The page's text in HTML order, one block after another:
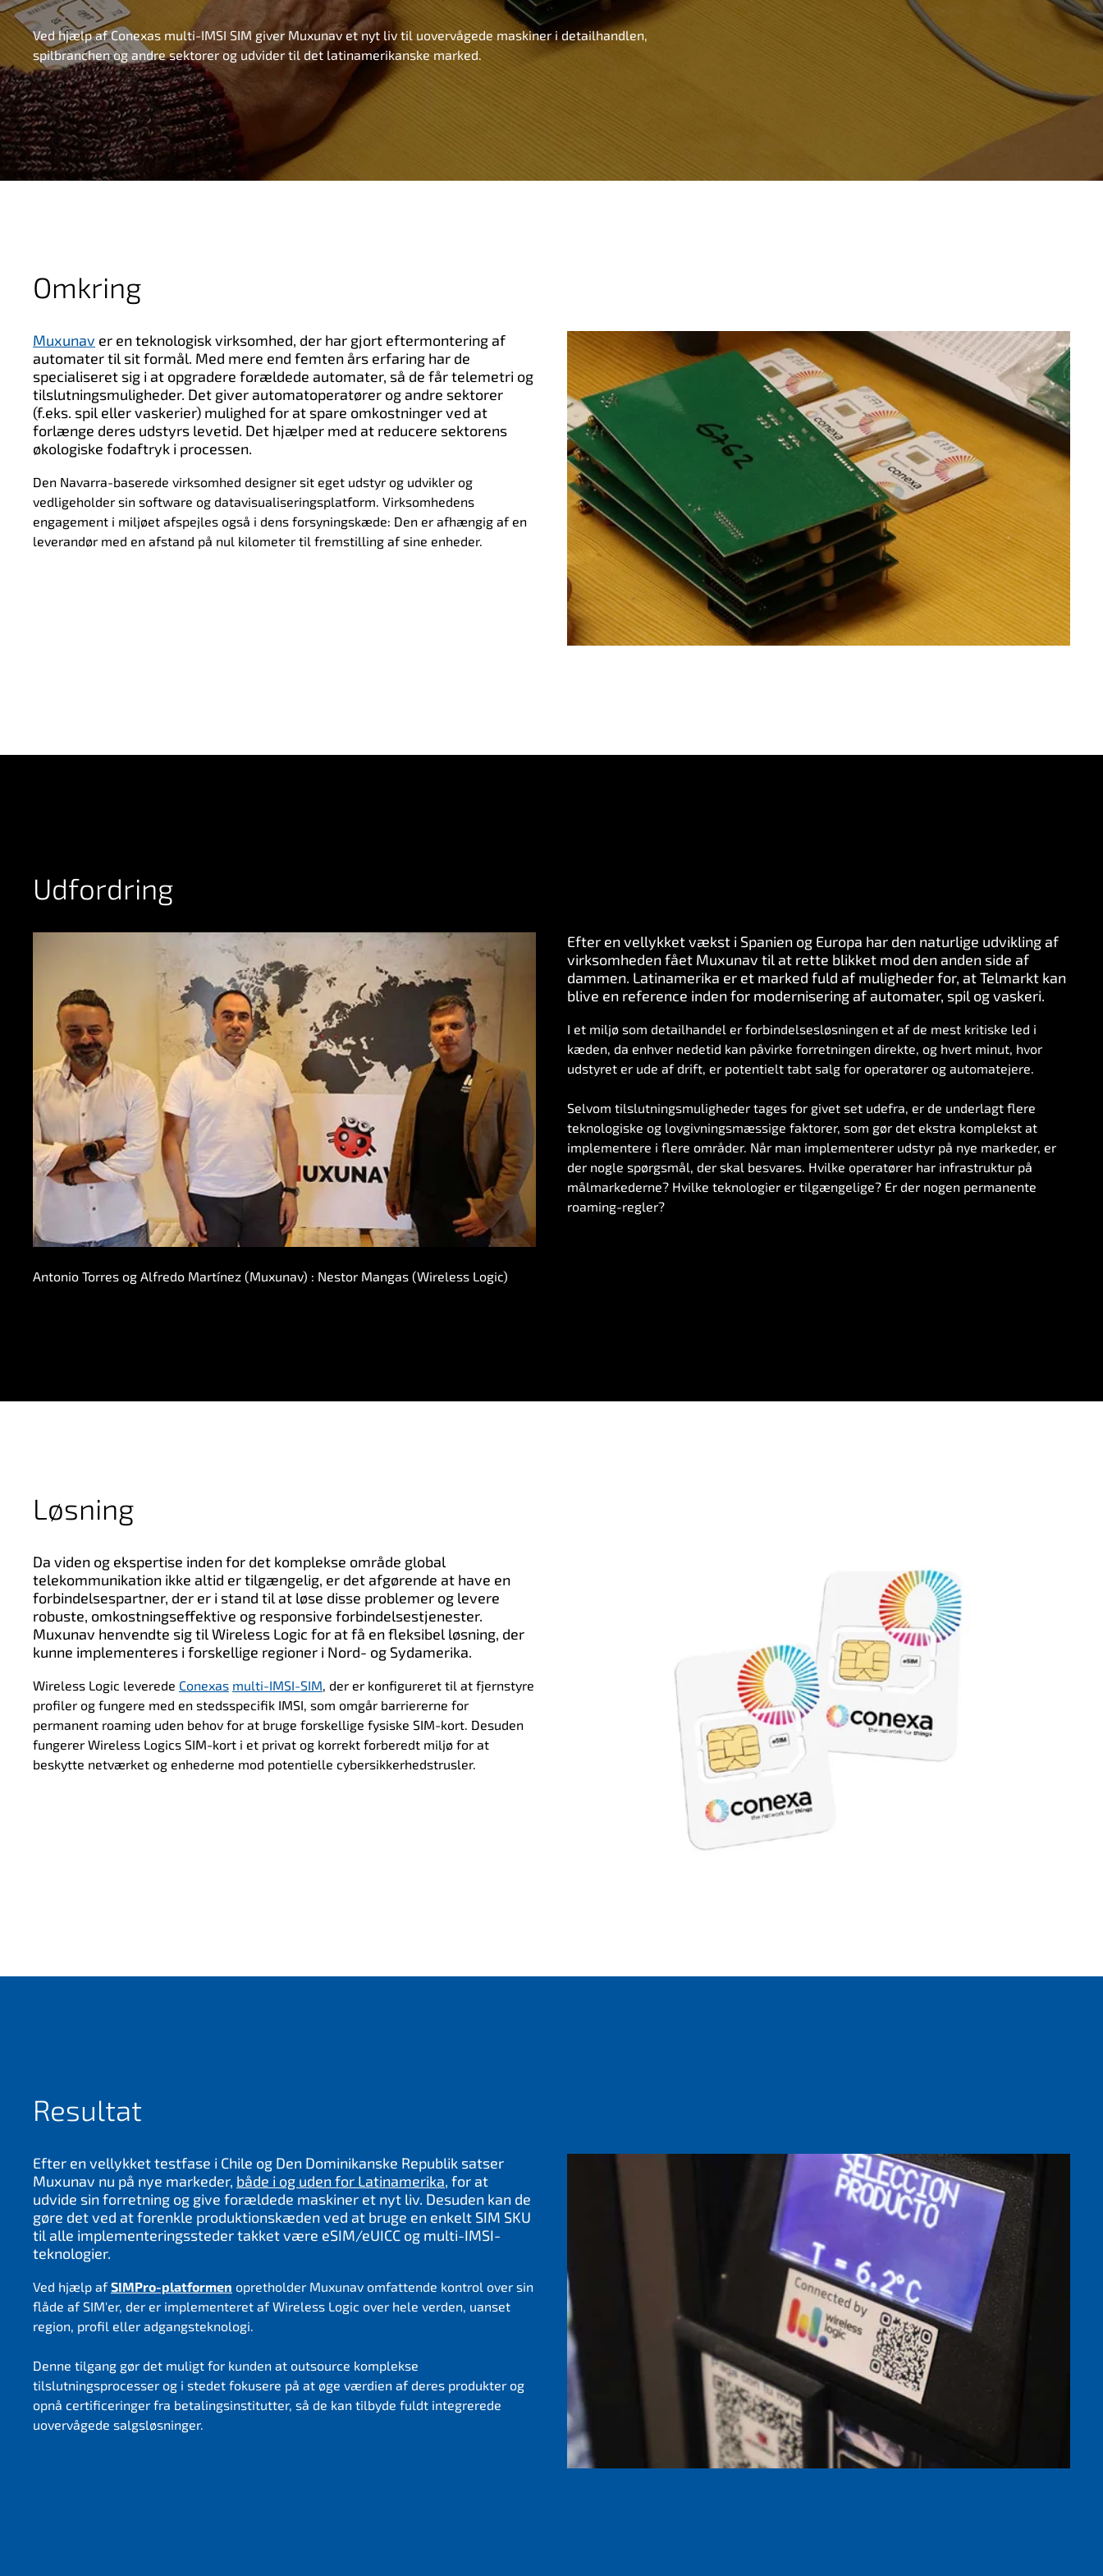
Ved hjælp af Conexas multi-IMSI SIM giver Muxunav et nyt liv til uovervågede maskiner i detailhandlen,
spilbranchen og andre sektorer og udvider til det latinamerikanske marked.
Omkring
Muxunav er en teknologisk virksomhed, der har gjort eftermontering af
automater til sit formål. Med mere end femten års erfaring har de
specialiseret sig i at opgradere forældede automater, så de får telemetri og
tilslutningsmuligheder. Det giver automatoperatører og andre sektorer
(f.eks. spil eller vaskerier) mulighed for at spare omkostninger ved at
forlænge deres udstyrs levetid. Det hjælper med at reducere sektorens
økologiske fodaftryk i processen.
Den Navarra-baserede virksomhed designer sit eget udstyr og udvikler og
vedligeholder sin software og datavisualiseringsplatform. Virksomhedens
engagement i miljøet afspejles også i dens forsyningskæde: Den er afhængig af en
leverandør med en afstand på nul kilometer til fremstilling af sine enheder.
Udfordring
Antonio Torres og Alfredo Martínez (Muxunav) : Nestor Mangas (Wireless Logic)
Efter en vellykket vækst i Spanien og Europa har den naturlige udvikling af
virksomheden fået Muxunav til at rette blikket mod den anden side af
dammen. Latinamerika er et marked fuld af muligheder for, at Telmarkt kan
blive en reference inden for modernisering af automater, spil og vaskeri.
I et miljø som detailhandel er forbindelsesløsningen et af de mest kritiske led i
kæden, da enhver nedetid kan påvirke forretningen direkte, og hvert minut, hvor
udstyret er ude af drift, er potentielt tabt salg for operatører og automatejere.
Selvom tilslutningsmuligheder tages for givet set udefra, er de underlagt flere
teknologiske og lovgivningsmæssige faktorer, som gør det ekstra komplekst at
implementere i flere områder. Når man implementerer udstyr på nye markeder, er
der nogle spørgsmål, der skal besvares. Hvilke operatører har infrastruktur på
målmarkederne? Hvilke teknologier er tilgængelige? Er der nogen permanente
roaming-regler?
Løsning
Da viden og ekspertise inden for det komplekse område global
telekommunikation ikke altid er tilgængelig, er det afgørende at have en
forbindelsespartner, der er i stand til at løse disse problemer og levere
robuste, omkostningseffektive og responsive forbindelsestjenester.
Muxunav henvendte sig til Wireless Logic for at få en fleksibel løsning, der
kunne implementeres i forskellige regioner i Nord- og Sydamerika.
Wireless Logic leverede Conexas multi-IMSI-SIM, der er konfigureret til at fjernstyre
profiler og fungere med en stedsspecifik IMSI, som omgår barriererne for
permanent roaming uden behov for at bruge forskellige fysiske SIM-kort. Desuden
fungerer Wireless Logics SIM-kort i et privat og korrekt forberedt miljø for at
beskytte netværket og enhederne mod potentielle cybersikkerhedstrusler.
Resultat
Efter en vellykket testfase i Chile og Den Dominikanske Republik satser
Muxunav nu på nye markeder, både i og uden for Latinamerika, for at
udvide sin forretning og give forældede maskiner et nyt liv. Desuden kan de
gøre det ved at forenkle produktionskæden ved at bruge en enkelt SIM SKU
til alle implementeringssteder takket være eSIM/eUICC og multi-IMSI-
teknologier.
Ved hjælp afSIMPro-platformen opretholder Muxunav omfattende kontrol over sin
flåde af SIM'er, der er implementeret af Wireless Logic over hele verden, uanset
region, profil eller adgangsteknologi.
Denne tilgang gør det muligt for kunden at outsource komplekse
tilslutningsprocesser og i stedet fokusere på at øge værdien af deres produkter og
opnå certificeringer fra betalingsinstitutter, så de kan tilbyde fuldt integrerede
uovervågede salgsløsninger.